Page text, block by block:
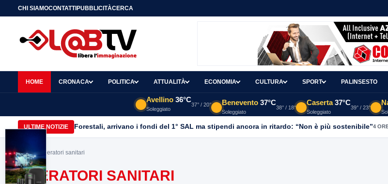
CHI SIAMOCONTATTIPUBBLICITÀCERCA
HOME CRONACA POLITICA ATTUALITÀ ECONOMIA CULTURA SPORT PALINSESTO
Avellino 36°C
Soleggiato
37° / 20° Benevento 37°C
Soleggiato
38° / 18°
Caserta 37°C
Soleggiato
39° / 23°
ULTIME NOTIZIE Forestali, arrivano i fondi del 1° SAL ma stipendi ancora in ritardo: “Non è più sostenibile”4
Home> operatori sanitari
OPERATORI SANITARI